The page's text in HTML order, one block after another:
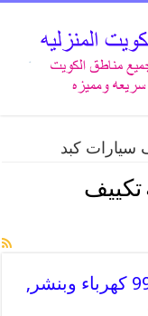
سيارات كبد
تكييف
بنشر متنقل | كراج كبد 99007355 كهرباء وبنشر,